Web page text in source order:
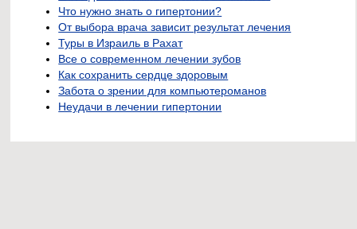
Что нужно знать о гипертонии?
От выбора врача зависит результат лечения
Туры в Израиль в Рахат
Все о современном лечении зубов
Как сохранить сердце здоровым
Забота о зрении для компьютероманов
Неудачи в лечении гипертонии